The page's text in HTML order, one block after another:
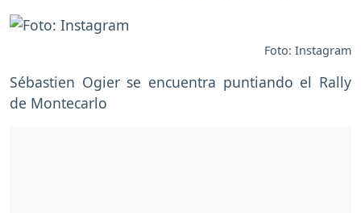
Foto: Instagram
Sébastien Ogier se encuentra puntiando el Rally
de Montecarlo